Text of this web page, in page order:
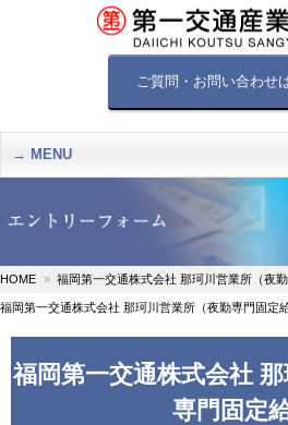
ご質問・お問い合わせ
MENU
HOME 福岡第一交通株式会社 那珂川営業所（夜勤
福岡第一交通株式会社 那珂川営業所（夜勤専門固定
福岡第一交通株式会社
専門固定給